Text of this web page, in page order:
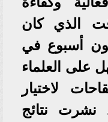
الذي كان
أسبوع في
على العلماء
لاختيار
، نشرت نتائج